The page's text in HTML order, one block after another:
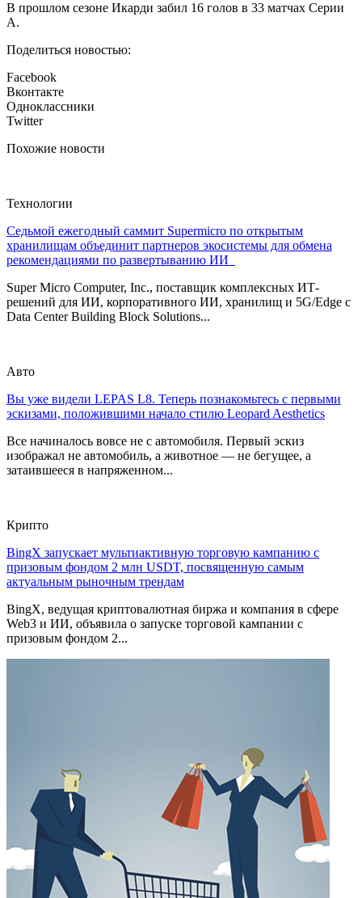
В прошлом сезоне Икарди забил 16 голов в 33 матчах Серии
А.
Поделиться новостью:
Facebook
Вконтакте
Одноклассники
Twitter
Похожие новости
Технологии
Седьмой ежегодный саммит Supermicro по открытым
хранилищам объединит партнеров экосистемы для обмена
рекомендациями по развертыванию ИИ
Super Micro Computer, Inc., поставщик комплексных ИТ-
решений для ИИ, корпоративного ИИ, хранилищ и 5G/Edge с
Data Center Building Block Solutions...
Авто
Вы уже видели LEPAS L8. Теперь познакомьтесь с первыми
эскизами, положившими начало стилю Leopard Aesthetics
Все начиналось вовсе не с автомобиля. Первый эскиз
изображал не автомобиль, а животное — не бегущее, а
затаившееся в напряженном...
Крипто
BingX запускает мультиактивную торговую кампанию с
призовым фондом 2 млн USDT, посвященную самым
актуальным рыночным трендам
BingX, ведущая криптовалютная биржа и компания в сфере
Web3 и ИИ, объявила о запуске торговой кампании с
призовым фондом 2...